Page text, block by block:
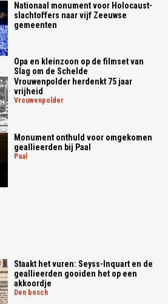
Nationaal monument voor Holocaust-
slachtoffers naar vijf Zeeuwse
gemeenten
Opa en kleinzoon op de filmset van
Slag om de Schelde
Vrouwenpolder herdenkt 75 jaar
vrijheid
vrouwenpolder
Monument onthuld voor omgekomen
geallieerden bij Paal
paal
Staakt het vuren: Seyss-Inquart en de
geallieerden gooiden het op een
akkoordje
den bosch